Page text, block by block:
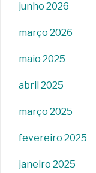
junho 2026
março 2026
maio 2025
abril 2025
março 2025
fevereiro 2025
janeiro 2025